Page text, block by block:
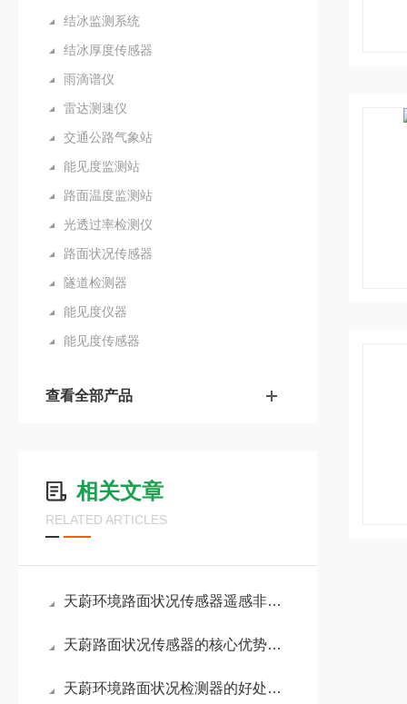
结冰监测系统
结冰厚度传感器
雨滴谱仪
雷达测速仪
交通公路气象站
能见度监测站
路面温度监测站
光透过率检测仪
路面状况传感器
隧道检测器
能见度仪器
能见度传感器
查看全部产品
相关文章
RELATED ARTICLES
天蔚环境路面状况传感器遥感非接触监测，精准预警结冰积水保畅通
天蔚路面状况传感器的核心优势：无需破坏路面结构即可实现精准数据采集
天蔚环境路面状况检测器的好处：快速响应路面状态变化，为应急决策争取时间